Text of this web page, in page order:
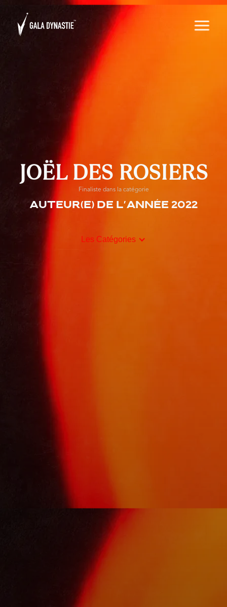
JOËL DES ROSIERS
Finaliste dans la catégorie
Auteur(e) de l'année 2022
Les Catégories